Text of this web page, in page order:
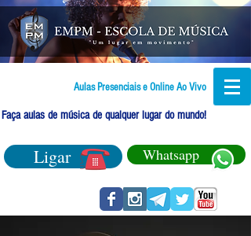
Aulas Presenciais e Online Ao Vivo
Faça aulas de música de qualquer lugar do mundo!
Ligar Whatsapp